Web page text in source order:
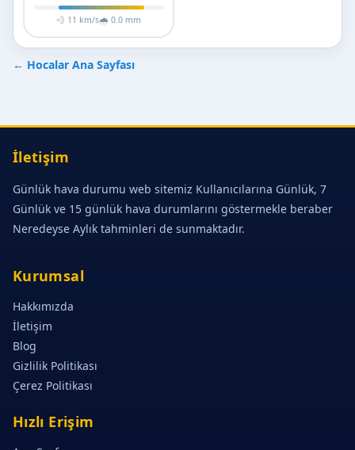
💨 11 km/s🌧 0.0 mm
← Hocalar Ana Sayfası
İletişim
Günlük hava durumu web sitemiz Kullanıcılarına Günlük, 7
Günlük ve 15 günlük hava durumlarını göstermekle beraber
Neredeyse Aylık tahminleri de sunmaktadır.
Kurumsal
Hakkımızda
İletişim
Blog
Gizlilik Politikası
Çerez Politikası
Hızlı Erişim